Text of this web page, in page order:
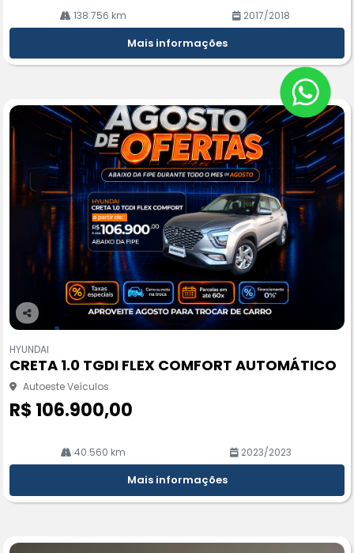
138.756 km 2017/2018
Mais informações
Co
pa
rtil
he
HYUNDAI
CRETA 1.0 TGDI FLEX COMFORT AUTOMÁTICO
Autoeste Veículos
R$ 106.900,00
40.560 km 2023/2023
Mais informações